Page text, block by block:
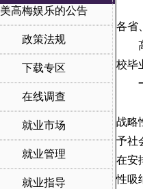
美高梅娱乐的公告
政策法规
下载专区
在线调查
就业市场
就业管理
就业指导
各省
校毕
战略
予社
在安
性吸